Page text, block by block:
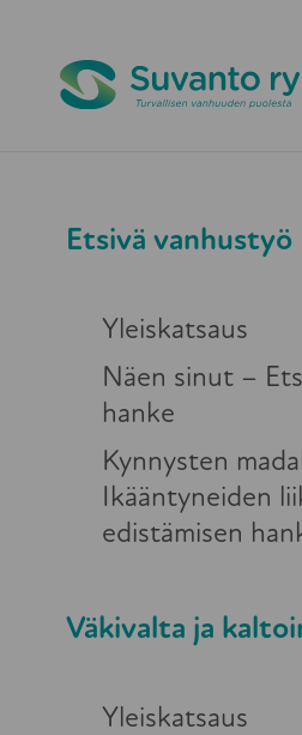
Etsivä vanhustyö
Yleiskatsaus
Näen sinut –
hanke
Kynnysten
Ikääntyneiden
edistämisen
Väkivalta ja
Yleiskatsaus
Väkivalta ja